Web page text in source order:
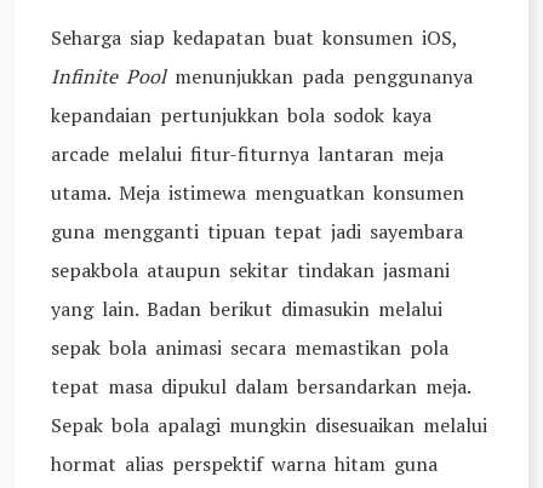
Seharga siap kedapatan buat konsumen iOS,
Infinite Pool menunjukkan pada penggunanya
kepandaian pertunjukkan bola sodok kaya
arcade melalui fitur-fiturnya lantaran meja
utama. Meja istimewa menguatkan konsumen
guna mengganti tipuan tepat jadi sayembara
sepakbola ataupun sekitar tindakan jasmani
yang lain. Badan berikut dimasukin melalui
sepak bola animasi secara memastikan pola
tepat masa dipukul dalam bersandarkan meja.
Sepak bola apalagi mungkin disesuaikan melalui
hormat alias perspektif warna hitam guna